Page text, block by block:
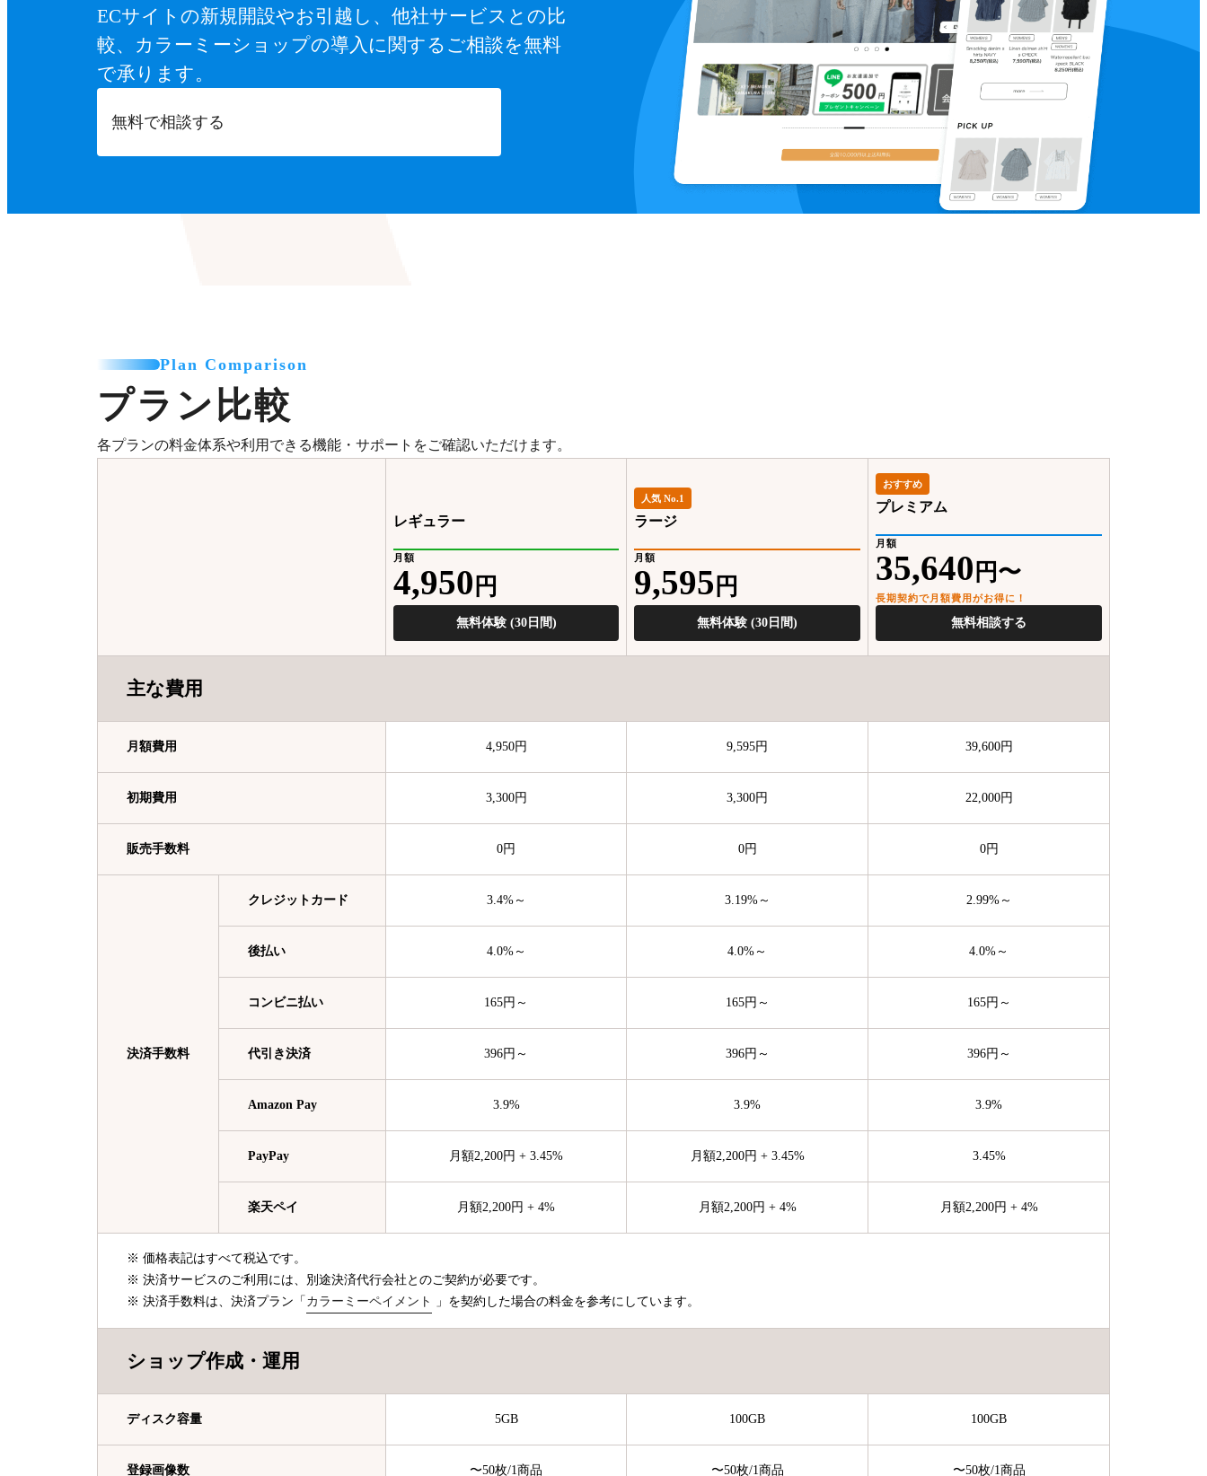
ECサイトの新規開設やお引越し、他社サービスとの比
較、カラーミーショップの導入に関するご相談を無料
で承ります。
無料で相談する
Plan Comparison
プラン比較
各プランの料金体系や利用できる機能・サポートをご確認いただけます。
レギュラー
月額
4,950 円
無料体験 (30日間)
人気 No.1
ラージ
月額
9,595 円
無料体験 (30日間)
おすすめ
プレミアム
月額
35,640 円〜
長期契約で月額費用がお得に！
無料相談する
主な費用
月額費用 4,950円 9,595円 39,600円
初期費用 3,300円 3,300円 22,000円
販売手数料 0円 0円 0円
決済手数料
クレジットカード 3.4%～ 3.19%～ 2.99%～
後払い 4.0%～ 4.0%～ 4.0%～
コンビニ払い 165円～ 165円～ 165円～
代引き決済 396円～ 396円～ 396円～
Amazon Pay 3.9% 3.9% 3.9%
PayPay 月額2,200円 + 3.45% 月額2,200円 + 3.45% 3.45%
楽天ペイ 月額2,200円 + 4% 月額2,200円 + 4% 月額2,200円 + 4%
※ 価格表記はすべて税込です。
※ 決済サービスのご利用には、別途決済代行会社とのご契約が必要です。
※ 決済手数料は、決済プラン「 カラーミーペイメント 」を契約した場合の料金を参考にしています。
ショップ作成・運用
ディスク容量 5GB 100GB 100GB
登録画像数 〜50枚/1商品 〜50枚/1商品 〜50枚/1商品